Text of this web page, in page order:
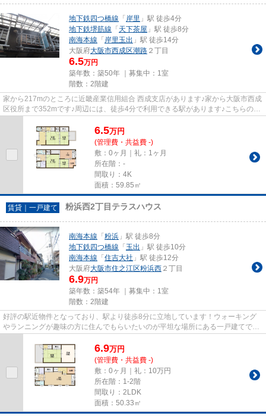
地下鉄四つ橋線 「 岸里 」駅 徒歩4分
地下鉄堺筋線 「 天下茶屋 」駅 徒歩8分
南海本線 「 岸里玉出 」駅 徒歩14分
大阪府大阪市西成区潮路 ２丁目
6.5万円
築年数：築50年 ｜募集中： 1室
階数：2階建
家から217mのところに近畿産業信用組合 西成支店があります♪家から大阪市西成
区役所まで352mです♪周辺には、徒歩4分で利用できる駅があります♪こちらの物
6.5万円
(管理費・共益費 -)
敷：0ヶ月｜礼：1ヶ月
所在階：-
間取り：4K
面積：59.85㎡
賃貸｜一戸建て 粉浜西2丁目テラスハウス
南海本線 「 粉浜 」駅 徒歩8分
地下鉄四つ橋線 「 玉出 」駅 徒歩10分
南海本線 「 住吉大社 」駅 徒歩12分
大阪府大阪市住之江区粉浜西 ２丁目
6.9万円
築年数：築54年 ｜募集中： 1室
階数：2階建
好評の駅近物件となっており、駅より徒歩8分に立地しています！ウォーキング
やランニングが趣味の方に住んでもらいたいのが平坦な場所にある一戸建てで
6.9万円
(管理費・共益費 -)
敷：0ヶ月｜礼：10万円
所在階：1-2階
間取り：2LDK
面積：50.33㎡